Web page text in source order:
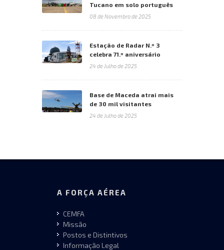
Tucano em solo português
08 de Novembro de 2025
Estação de Radar N.º 3
celebra 71.º aniversário
24 de Julho de 2025
Base de Maceda atrai mais
de 30 mil visitantes
24 de Julho de 2025
A FORÇA AÉREA
CEMFA
Missão
Postos e Distintivos
Informação Legal